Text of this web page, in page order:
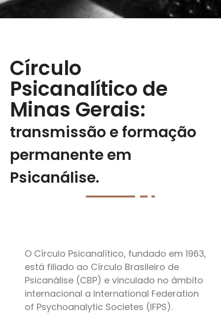
Círculo
Psicanalítico de
Minas Gerais:
transmissão e formação
permanente em
Psicanálise.
O Círculo Psicanalítico, fundado em 1963,
está filiado ao Círculo Brasileiro de
Psicanálise (CBP) e vinculado no âmbito
internacional a International Federation
of Psychoanalytic Societes (IFPS).